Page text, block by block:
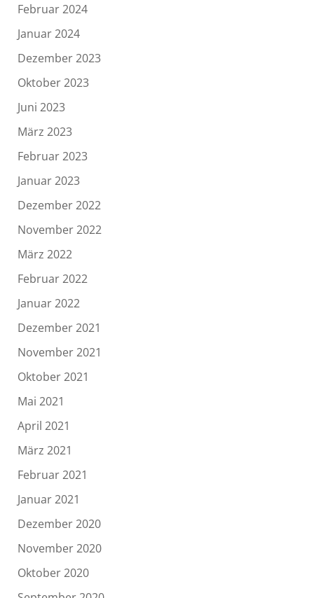
Februar 2024
Januar 2024
Dezember 2023
Oktober 2023
Juni 2023
März 2023
Februar 2023
Januar 2023
Dezember 2022
November 2022
März 2022
Februar 2022
Januar 2022
Dezember 2021
November 2021
Oktober 2021
Mai 2021
April 2021
März 2021
Februar 2021
Januar 2021
Dezember 2020
November 2020
Oktober 2020